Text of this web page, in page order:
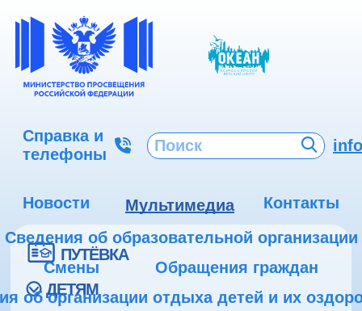
Справка и
телефоны
Новости Мультимедиа
Контакты
Сведения об образовательной организации
Смены
Обращения граждан
об организации отдыха детей и их
ПУТЁВКА
ДЕТЯМ